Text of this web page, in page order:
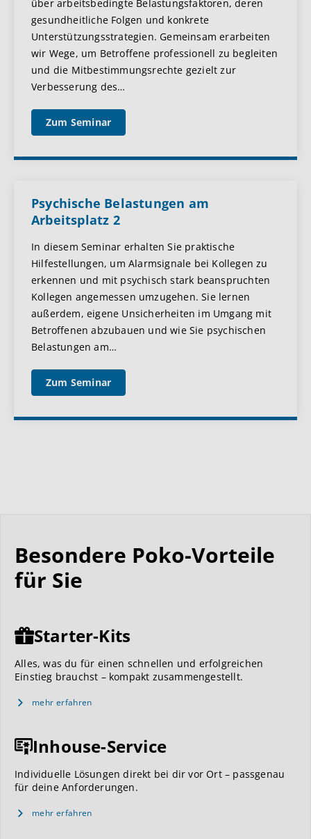
über arbeitsbedingte Belastungsfaktoren, deren
gesundheitliche Folgen und konkrete
Unterstützungsstrategien. Gemeinsam erarbeiten
wir Wege, um Betroffene professionell zu begleiten
und die Mitbestimmungsrechte gezielt zur
Verbesserung des…
Zum Seminar
Psychische Belastungen am
Arbeitsplatz 2
In diesem Seminar erhalten Sie praktische
Hilfestellungen, um Alarmsignale bei Kollegen zu
erkennen und mit psychisch stark beanspruchten
Kollegen angemessen umzugehen. Sie lernen
außerdem, eigene Unsicherheiten im Umgang mit
Betroffenen abzubauen und wie Sie psychischen
Belastungen am…
Zum Seminar
Besondere Poko-Vorteile
für Sie
Starter-Kits
Alles, was du für einen schnellen und erfolgreichen
Einstieg brauchst – kompakt zusammengestellt.
mehr erfahren
Inhouse-Service
Individuelle Lösungen direkt bei dir vor Ort – passgenau
für deine Anforderungen.
mehr erfahren